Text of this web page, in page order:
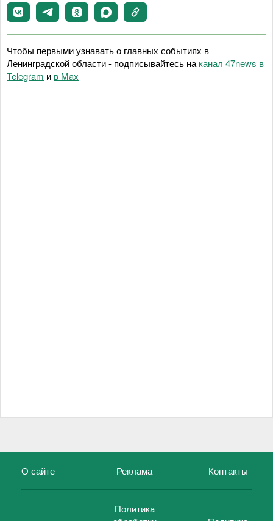
Чтобы первыми узнавать о главных событиях в
Ленинградской области - подписывайтесь на канал 47news в
Telegram и в Maх
О сайте Реклама Контакты
Политика